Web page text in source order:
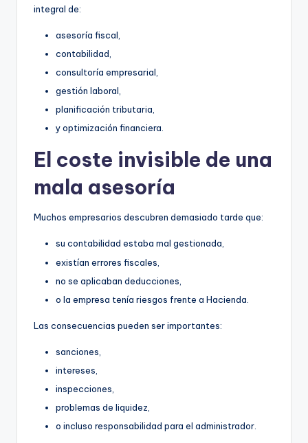
integral de:
asesoría fiscal,
contabilidad,
consultoría empresarial,
gestión laboral,
planificación tributaria,
y optimización financiera.
El coste invisible de una
mala asesoría
Muchos empresarios descubren demasiado tarde que:
su contabilidad estaba mal gestionada,
existían errores fiscales,
no se aplicaban deducciones,
o la empresa tenía riesgos frente a Hacienda.
Las consecuencias pueden ser importantes:
sanciones,
intereses,
inspecciones,
problemas de liquidez,
o incluso responsabilidad para el administrador.